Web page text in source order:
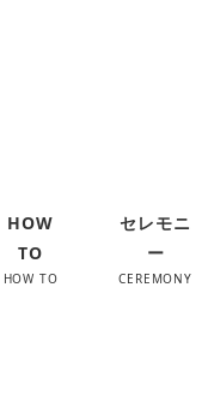
HOW
TO
HOW TO
セレモニ
ー
CEREMONY